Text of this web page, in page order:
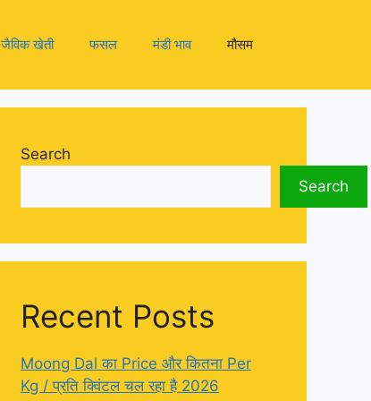
जैविक खेती फसल मंडी भाव मौसम
Search
Search
Recent Posts
Moong Dal का Price और कितना Per
Kg / प्रति क्विंटल चल रहा है 2026